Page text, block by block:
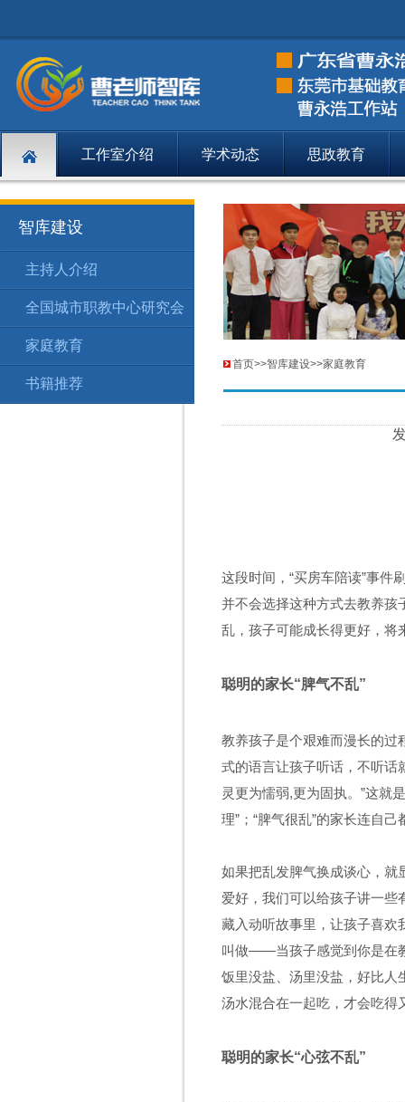
工作室介绍 学术动态 思政教育
智库建设
主持人介绍 148智库建设 主持人介绍
全国城市职教中心研究会 智库建设 全国城市职
家庭教育
书籍推荐
首页>>智库建设>>家庭教育
这段时间，“买房车陪读”事件
并不会选择这种方式去教养孩
乱，孩子可能成长得更好，将
聪明的家长“脾气不乱”
教养孩子是个艰难而漫长的过
式的语言让孩子听话，不听话
灵更为懦弱,更为固执。 ”这就
理” ； “脾气很乱”的家长连自己
如果把乱发脾气换成谈心，就
爱好，我们可以给孩子讲一些
藏入动听故事里，让孩子喜欢
叫做——当孩子感觉到你是在
饭里没盐、汤里没盐，好比人
汤水混合在一起吃，才会吃得
聪明的家长“心弦不乱”